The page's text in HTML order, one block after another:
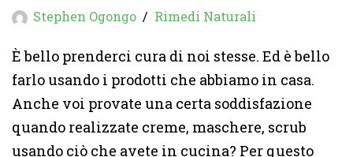
Stephen Ogongo Rimedi Naturali
È bello prenderci cura di noi stesse. Ed è bello
farlo usando i prodotti che abbiamo in casa.
Anche voi provate una certa soddisfazione
quando realizzate creme, maschere, scrub
usando ciò che avete in cucina? Per questo